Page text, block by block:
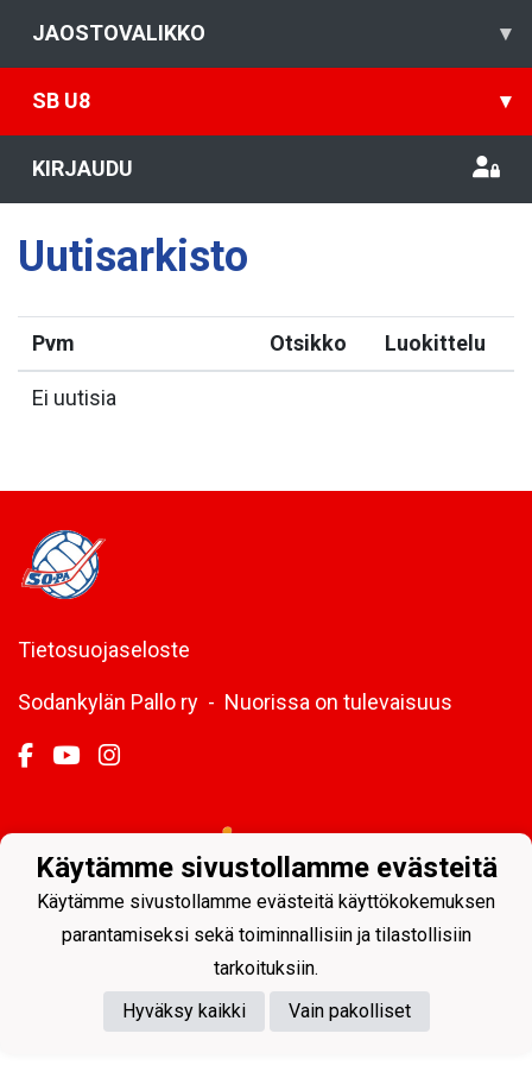
JAOSTOVALIKKO ▾
SB U8 ▾
KIRJAUDU
Uutisarkisto
Pvm Otsikko Luokittelu
Ei uutisia
Tietosuojaseloste
Sodankylän Pallo ry - Nuorissa on tulevaisuus
Käytämme sivustollamme evästeitä
Käytämme sivustollamme evästeitä käyttökokemuksen
parantamiseksi sekä toiminnallisiin ja tilastollisiin
tarkoituksiin.
Hyväksy kaikki
Vain pakolliset